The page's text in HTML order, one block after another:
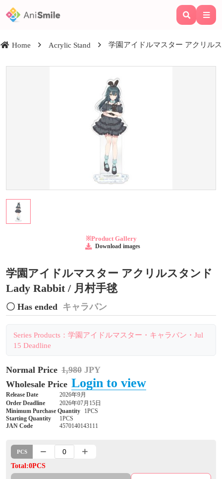
Home Acrylic Stand 学園アイドルマスター アクリル
※Product Gallery
Download images
学園アイドルマスター アクリルスタンド
Lady Rabbit / 月村手毬
〇 Has ended キャラバン
Series Products：学園アイドルマスター・キャラバン・Jul
15 Deadline
Normal Price 1,980 JPY
Wholesale Price Login to view
Release Date
2026年9月
Order Deadline
2026年07月15日
Minimum Purchase Quantity
1PCS
Starting Quantity
1PCS
JAN Code
4570140143111
PCS
Total:0PCS